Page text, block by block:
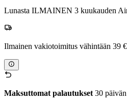
Lunasta ILMAINEN 3 kuukauden
Ilmainen vakiotoimitus vähintään 39
Maksuttomat palautukset 30